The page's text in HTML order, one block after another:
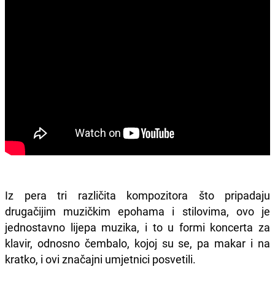
Iz pera tri različita kompozitora što pripadaju
drugačijim muzičkim epohama i stilovima, ovo je
jednostavno lijepa muzika, i to u formi koncerta za
klavir, odnosno čembalo, kojoj su se, pa makar i na
kratko, i ovi značajni umjetnici posvetili.